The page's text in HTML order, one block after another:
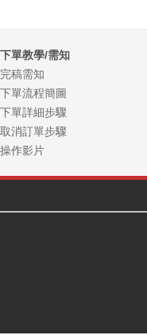
下單教學/需知
完稿需知
下單流程簡圖
下單詳細步驟
取消訂單步驟
操作影片